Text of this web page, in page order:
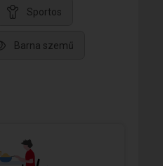
Sportos
Barna szemű